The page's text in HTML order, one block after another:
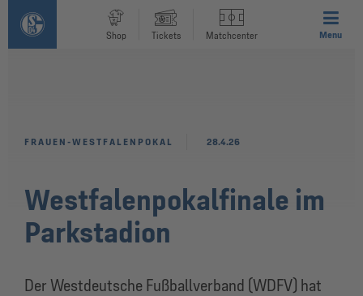
Shop Tickets Matchcenter Menu
Westfalenpokalfinale im
Parkstadion
Der Westdeutsche Fußballverband (WDFV) hat
FRAUEN-WESTFALENPOKAL 28.4.26